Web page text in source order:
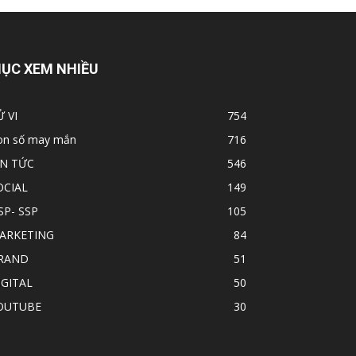
XEM NHIỀU
VI
754
số may mắn
716
TỨC
546
149
SSP
105
84
51
50
30